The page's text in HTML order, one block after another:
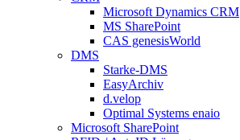
Microsoft Dynamics CRM
MS SharePoint
CAS genesisWorld
DMS
Starke-DMS
EasyArchiv
d.velop
Optimal Systems enaio
Microsoft SharePoint